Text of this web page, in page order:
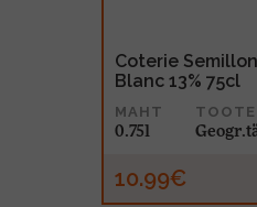
Coterie
Blanc 13% 75cl
MAHT
0.75l
10.99€